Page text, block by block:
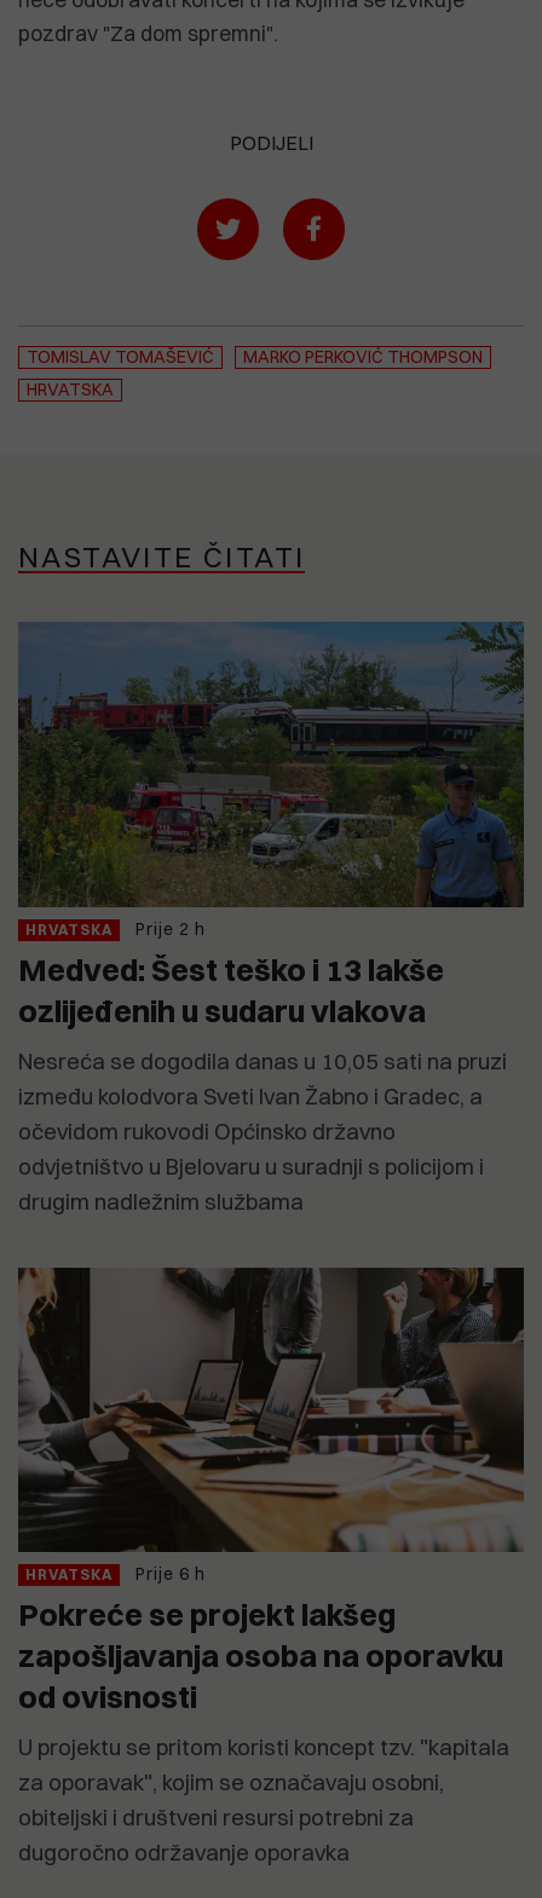
pozdrav "Za dom spremni".
PODIJELI
TOMISLAV TOMAŠEVIĆ
MARKO PERKOVIĆ THOMPSON
HRVATSKA
NASTAVITE ČITATI
HRVATSKA Prije 2 h
Medved: Šest teško i 13 lakše
ozlijeđenih u sudaru vlakova
Nesreća se dogodila danas u 10,05 sati na pruzi
između kolodvora Sveti Ivan Žabno i Gradec, a
očevidom rukovodi Općinsko državno
odvjetništvo u Bjelovaru u suradnji s policijom i
drugim nadležnim službama
HRVATSKA Prije 6 h
Pokreće se projekt lakšeg
zapošljavanja osoba na oporavku
od ovisnosti
U projektu se pritom koristi koncept tzv. "kapitala
za oporavak", kojim se označavaju osobni,
obiteljski i društveni resursi potrebni za
dugoročno održavanje oporavka